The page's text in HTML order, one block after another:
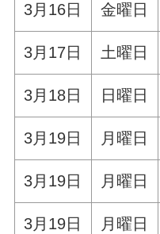
3月16日 金曜日
3月17日 土曜日
3月18日 日曜日
3月19日 月曜日
3月19日 月曜日
3月19日 月曜日